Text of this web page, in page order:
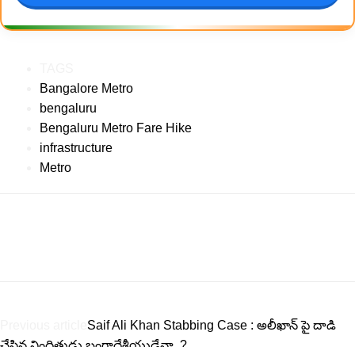
Bangalore Metro
bengaluru
Bengaluru Metro Fare Hike
infrastructure
Metro
Saif Ali Khan Stabbing Case : అలీఖాన్ పై దాడి